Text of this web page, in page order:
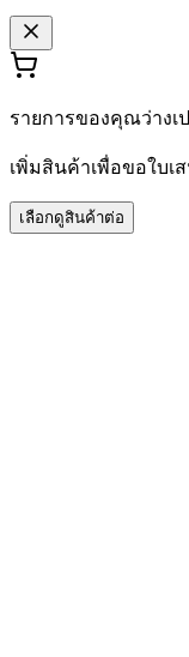
รายการของคุณว่างเ
เพิ่มสินค้าเพื่อขอใบเ
เลือกดูสินค้าต่อ